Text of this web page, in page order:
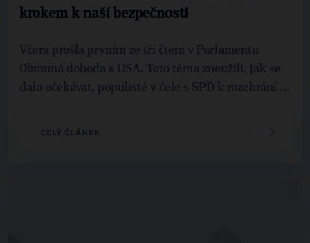
krokem k naší bezpečnosti
Včera prošla prvním ze tří čtení v Parlamentu
Obranná dohoda s USA. Toto téma zneužili, jak se
dalo očekávat, populisté v čele s SPD k rozehrání ...
CELÝ ČLÁNEK